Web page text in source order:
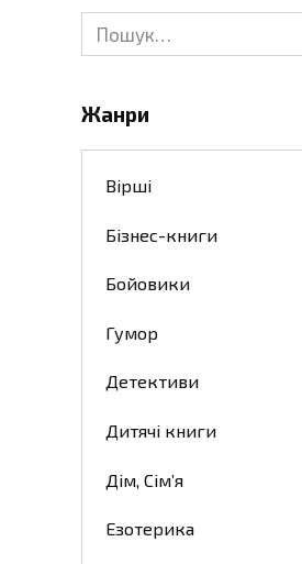
Search
for:
Жанри
Вірші
Бізнес-книги
Бойовики
Гумор
Детективи
Дитячі книги
Дім, Сім’я
Езотерика